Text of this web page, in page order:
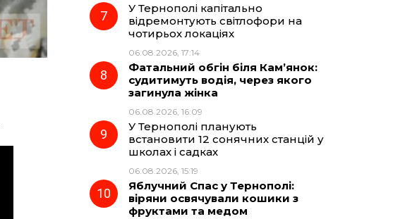
У Тернополі капітально
відремонтують світлофори на
чотирьох локаціях
06.08.2026, 17:14
Фатальний обгін біля Кам’янок:
судитимуть водія, через якого
загинула жінка
06.08.2026, 16:09
У Тернополі планують
встановити 12 сонячних станцій у
школах і садках
06.08.2026, 15:19
Яблучний Спас у Тернополі:
віряни освячували кошики з
фруктами та медом